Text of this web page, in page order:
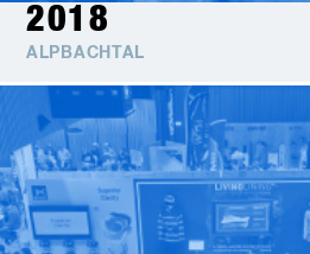
2018
ALPBACHTAL